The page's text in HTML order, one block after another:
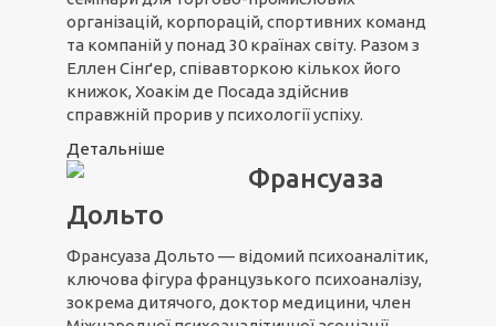
організацій, корпорацій, спортивних команд
та компаній у понад 30 країнах світу. Разом з
Еллен Сінґер, співавторкою кількох його
книжок, Хоакім де Посада здійснив
справжній прорив у психології успіху.
Детальніше
Франсуаза
Дольто
Франсуаза Дольто — відомий психоаналітик,
ключова фігура французького психоаналізу,
зокрема дитячого, доктор медицини, член